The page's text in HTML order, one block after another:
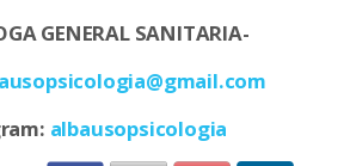
GENERAL SANITARIA-
albausopsicologia